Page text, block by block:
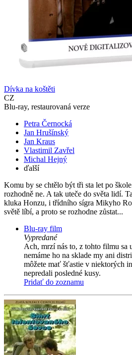
Dívka na koštěti
CZ
Blu-ray, restaurovaná verze
Petra Černocká
Jan Hrušínský
Jan Kraus
Vlastimil Zavřel
Michal Hejný
ďalší
Komu by se chtělo být tři sta let po
rozhodně ne. A tak uteče do světa lidí.
kluka Honzu, i třídního sígra Mikyho
světě líbí, a proto se rozhodne zůstat...
Blu-ray film
Vypredané
Ach, mrzí nás to, z tohto filmu sa
nemáme ho na sklade my ani
môžete mať šťastie v niektorých
nepredali posledné kusy.
Pridať do zoznamu